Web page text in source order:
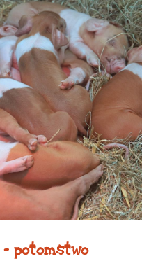
potomstwo